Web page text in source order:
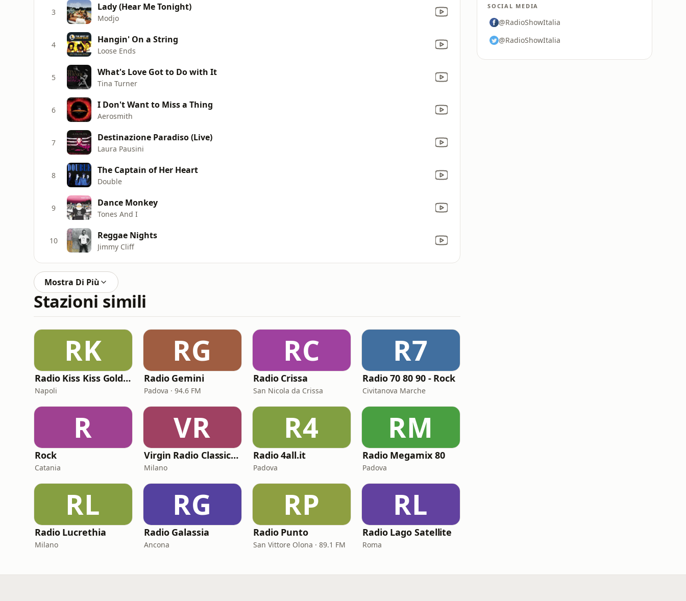
3 Lady (Hear Me Tonight)
Modjo
4 Hangin' On a String
Loose Ends
5 What's Love Got to Do with It
Tina Turner
6 I Don't Want to Miss a Thing
Aerosmith
7 Destinazione Paradiso (Live)
Laura Pausini
8 The Captain of Her Heart
Double
9 Dance Monkey
Tones And I
10 Reggae Nights
Jimmy Cliff
Mostra Di Più
Stazioni simili
RK
Radio Kiss Kiss Gold Rock
Napoli
RG
Radio Gemini
Padova · 94.6 FM
RC
Radio Crissa
San Nicola da Crissa
R7
Radio 70 80 90 - Rock
Civitanova Marche
R
Rock
Catania
VR
Virgin Radio Classic Rock
Milano
R4
Radio 4all.it
Padova
RM
Radio Megamix 80
Padova
RL
Radio Lucrethia
Milano
RG
Radio Galassia
Ancona
RP
Radio Punto
San Vittore Olona · 89.1 FM
RL
Radio Lago Satellite
Roma
SOCIAL MEDIA
@RadioShowItalia
@RadioShowItalia